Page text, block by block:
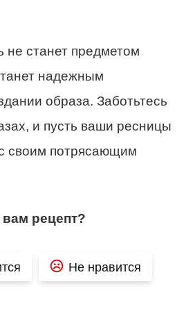
не станет предметом
надежным
образа. Заботьтесь
и пусть ваши ресницы
своим потрясающим
вам рецепт?
Не нравится